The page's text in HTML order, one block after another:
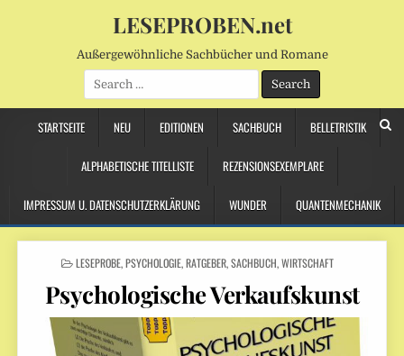
LESEPROBEN.net
Außergewöhnliche Sachbücher und Romane
Search
for:
STARTSEITE NEU EDITIONEN SACHBUCH BELLETRISTIK
ALPHABETISCHE TITELLISTE REZENSIONSEXEMPLARE
IMPRESSUM U. DATENSCHUTZERKLÄRUNG WUNDER QUANTENMECHANIK
POSTED
LESEPROBE,PSYCHOLOGIE,RATGEBER,SACHBUCH,WIRTSCHAFT
Psychologische Verkaufskunst